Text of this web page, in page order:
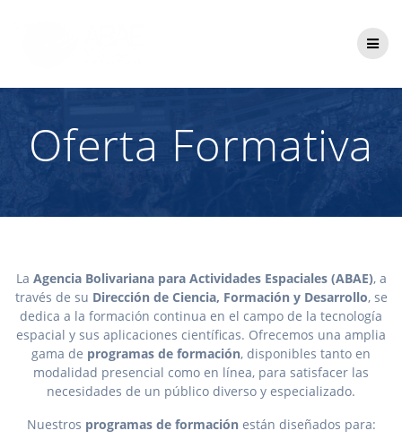
Oferta Formativa
La Agencia Bolivariana para Actividades Espaciales (ABAE), a
través de su Dirección de Ciencia, Formación y Desarrollo, se
dedica a la formación continua en el campo de la tecnología
espacial y sus aplicaciones científicas. Ofrecemos una amplia
gama de programas de formación, disponibles tanto en
modalidad presencial como en línea, para satisfacer las
necesidades de un público diverso y especializado.
Nuestros programas de formación están diseñados para: